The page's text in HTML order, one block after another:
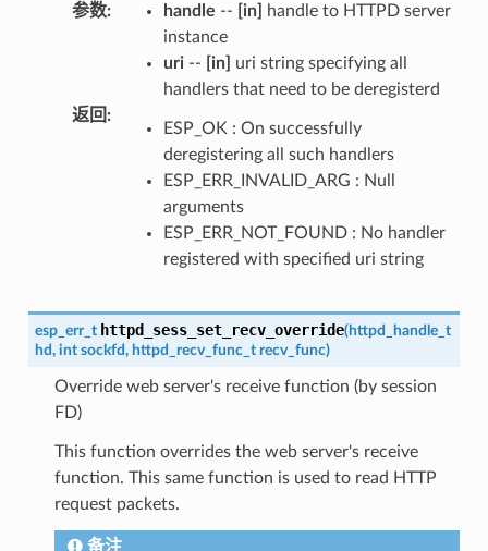
参数: handle -- [in]
handle to HTTPD server
instance
uri-- [in]
uri string specifying all
handlers that need to be deregisterd
返回 :
ESP_OK : On successfully
deregistering all such handlers
ESP_ERR_INVALID_ARG : Null
arguments
ESP_ERR_NOT_FOUND : No handler
registered with specified uri string
esp_err_t httpd_sess_set_recv_override(httpd_handle_t
hd, int sockfd, httpd_recv_func_t recv_func)
Override web server's receive function (by session
FD)
This function overrides the web server's receive
function. This same function is used to read HTTP
request packets.
备注